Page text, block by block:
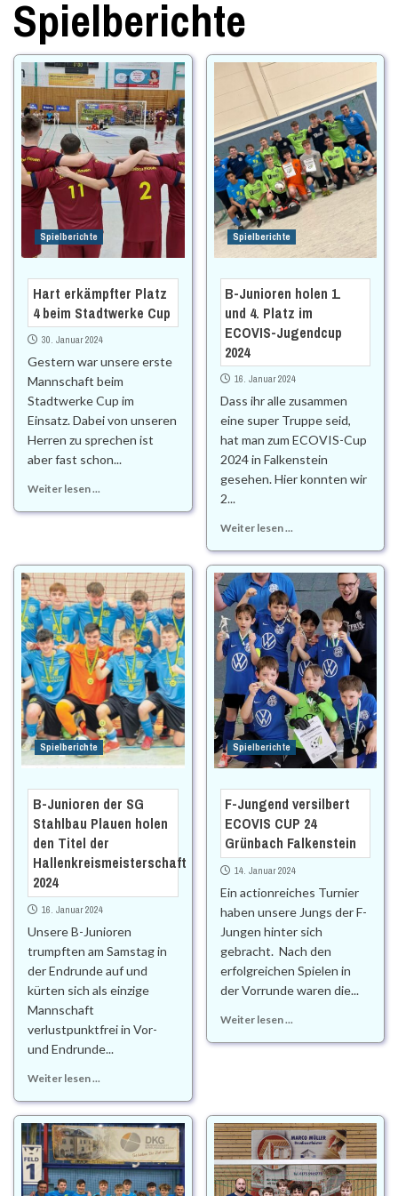
Spielberichte
Spielberichte
Hart erkämpfter Platz
4 beim Stadtwerke Cup
30. Januar 2024
Gestern war unsere erste
Mannschaft beim
Stadtwerke Cup im
Einsatz. Dabei von unseren
Herren zu sprechen ist
aber fast schon...
Weiter lesen ...
Spielberichte
B-Junioren holen 1.
und 4. Platz im
ECOVIS-Jugendcup
2024
16. Januar 2024
Dass ihr alle zusammen
eine super Truppe seid,
hat man zum ECOVIS-Cup
2024 in Falkenstein
gesehen. Hier konnten wir
2...
Weiter lesen ...
Spielberichte
B-Junioren der SG
Stahlbau Plauen holen
den Titel der
Hallenkreismeisterschaft
2024
16. Januar 2024
Unsere B-Junioren
trumpften am Samstag in
der Endrunde auf und
kürten sich als einzige
Mannschaft
verlustpunktfrei in Vor-
und Endrunde...
Weiter lesen ...
Spielberichte
F-Jungend versilbert
ECOVIS CUP 24
Grünbach Falkenstein
14. Januar 2024
Ein actionreiches Turnier
haben unsere Jungs der F-
Jungen hinter sich
gebracht. Nach den
erfolgreichen Spielen in
der Vorrunde waren die...
Weiter lesen ...